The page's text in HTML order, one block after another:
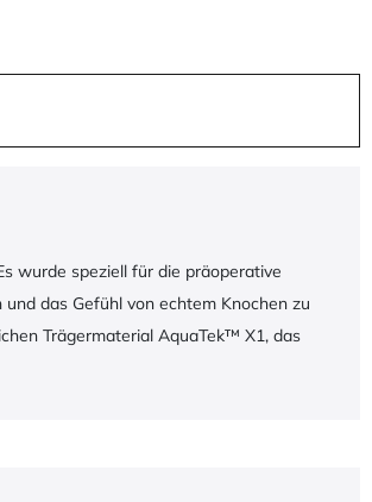
wurde speziell für die präoperative
das Gefühl von echtem Knochen zu
Trägermaterial AquaTek™ X1, das